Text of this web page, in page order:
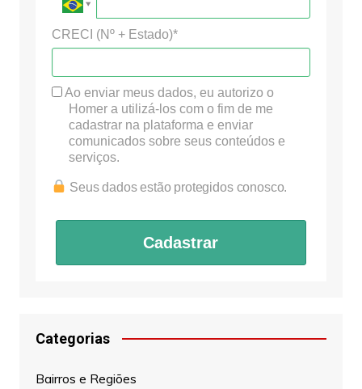
CRECI (Nº + Estado)*
Ao enviar meus dados, eu autorizo o
Homer a utilizá-los com o fim de me
cadastrar na plataforma e enviar
comunicados sobre seus conteúdos e
serviços.
Seus dados estão protegidos conosco.
Cadastrar
Categorias
Bairros e Regiões